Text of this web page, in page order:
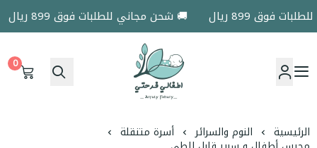
فوق 899 ريال 🚚 شحن مجاني للطلبات فوق 899 ريال
اطفالي فرحتي
0
الرئيسية النوم والسرائر أسرة متنقلة